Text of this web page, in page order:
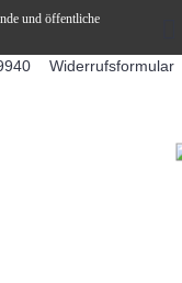
und öffentliche
Widerrufsformular